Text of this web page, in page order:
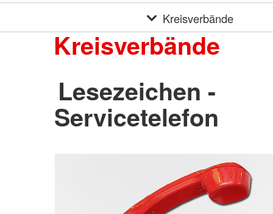
Kreisverbände
Kreisverbände
Lesezeichen -
Servicetelefon